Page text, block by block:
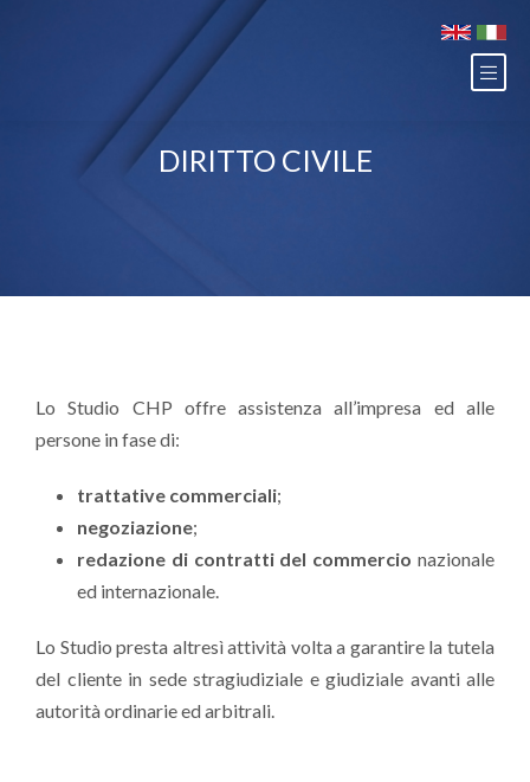
DIRITTO CIVILE
Lo Studio CHP offre assistenza all’impresa ed alle
persone in fase di:
trattative commerciali;
negoziazione;
redazione di contratti del commercio nazionale
ed internazionale.
Lo Studio presta altresì attività volta a garantire la tutela
del cliente in sede stragiudiziale e giudiziale avanti alle
autorità ordinarie ed arbitrali.